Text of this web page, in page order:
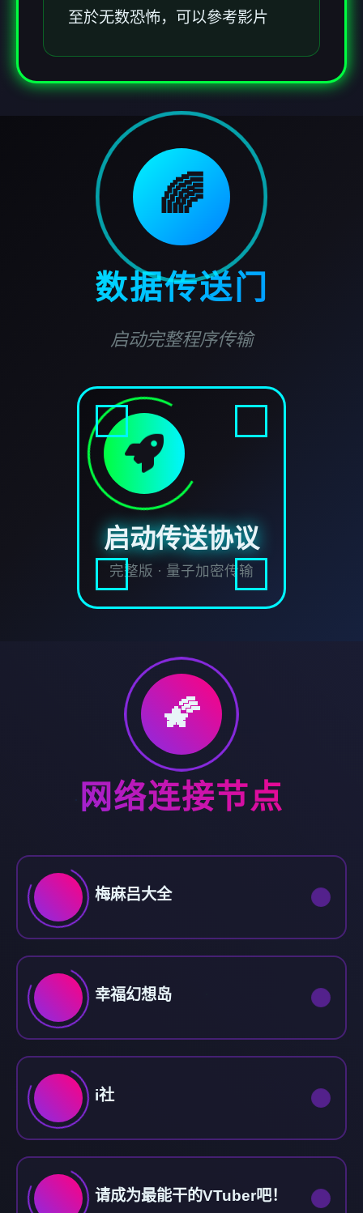
至於无数恐怖，可以參考影片
🌈
数据传送门
启动完整程序传输
启动传送协议
完整版 · 量子加密传输
🌠
网络连接节点
梅麻吕大全
幸福幻想岛
i社
请成为最能干的VTuber吧！